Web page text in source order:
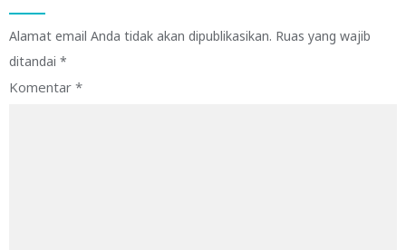
Alamat email Anda tidak akan dipublikasikan. Ruas yang wajib
ditandai *
Komentar *